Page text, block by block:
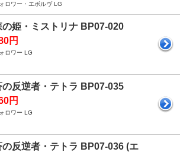
ロワー・エボルヴ LG
の姫・ミストリナ BP07-020
円
ロワー LG
の反逆者・テトラ BP07-035
円
ロワー LG
の反逆者・テトラ BP07-036 (エ